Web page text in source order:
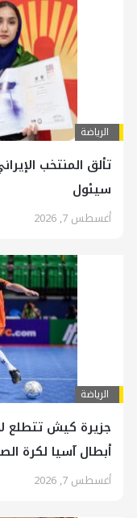
الرياضة
تألق المنتخب
سيئول
أغسطس 7, 2026
الرياضة
جزيرة كيش تتطلع
أبطال آسيا لكرة
أغسطس 7, 2026